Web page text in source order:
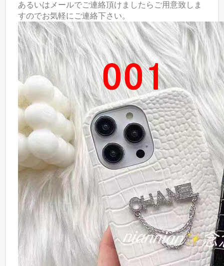
あるいはメールでご連絡頂けましたらご用意致しま
すのでお気軽にご連絡下さい。